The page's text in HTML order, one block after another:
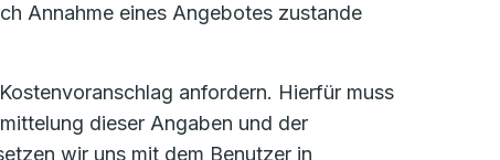
Annahme eines Angebotes zustande
anfordern. Hierfür muss
dieser Angaben und der
wir uns mit dem Benutzer in